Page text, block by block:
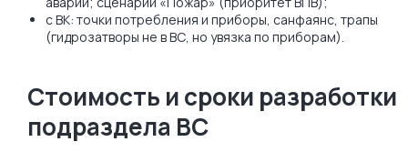
с ВК: точки потребления и приборы, санфаянс, трапы
(гидрозатворы не в ВС, но увязка по приборам).
Стоимость и сроки разработки
подраздела ВС